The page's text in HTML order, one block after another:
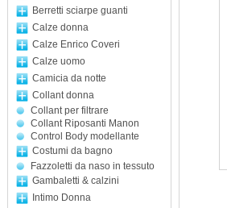
Berretti sciarpe guanti
Calze donna
Calze Enrico Coveri
Calze uomo
Camicia da notte
Collant donna
Collant per filtrare
Collant Riposanti Manon
Control Body modellante
Costumi da bagno
Fazzoletti da naso in tessuto
Gambaletti & calzini
Intimo Donna